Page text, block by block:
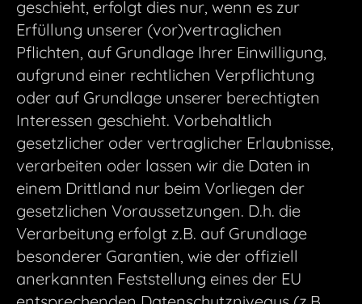
geschieht, erfolgt dies nur, wenn es zur
Erfüllung unserer (vor)vertraglichen
Pflichten, auf Grundlage Ihrer Einwilligung,
aufgrund einer rechtlichen Verpflichtung
oder auf Grundlage unserer berechtigten
Interessen geschieht. Vorbehaltlich
gesetzlicher oder vertraglicher Erlaubnisse,
verarbeiten oder lassen wir die Daten in
einem Drittland nur beim Vorliegen der
gesetzlichen Voraussetzungen. D.h. die
Verarbeitung erfolgt z.B. auf Grundlage
besonderer Garantien, wie der offiziell
anerkannten Feststellung eines der EU